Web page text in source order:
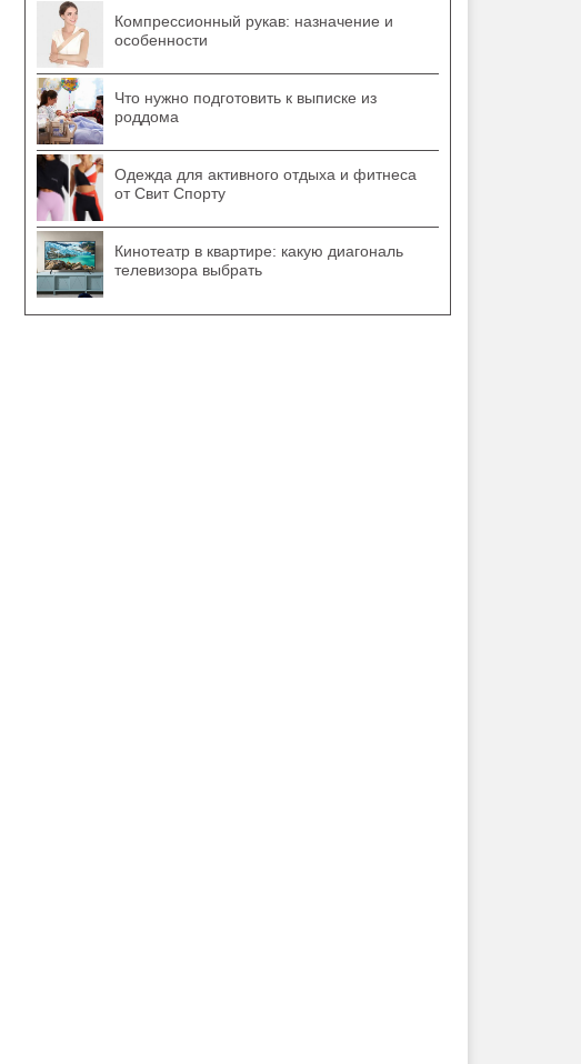
Компрессионный рукав: назначение и
особенности
Что нужно подготовить к выписке из
роддома
Одежда для активного отдыха и фитнеса
от Свит Спорту
Кинотеатр в квартире: какую диагональ
телевизора выбрать